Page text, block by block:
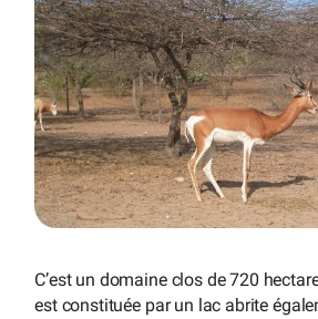
C’est un domaine clos de 720
est constituée par un lac abrite